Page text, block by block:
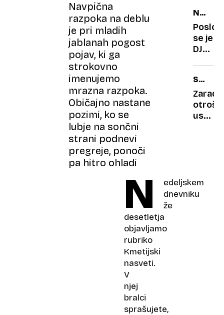
Navpična
razpoka na deblu
je pri mladih
jablanah pogost
pojav, ki ga
strokovno
imenujemo
mrazna razpoka.
Običajno nastane
pozimi, ko se
lubje na sončni
strani podnevi
pregreje, ponoči
pa hitro ohladi
N
edeljskem
dnevniku
že
desetletja
objavljamo
rubriko
Kmetijski
nasveti.
V
njej
bralci
sprašujete,
vse
bolj
NA
se je
DJ
tudi
znana
pevka
SAM
DOMA
Zaradi